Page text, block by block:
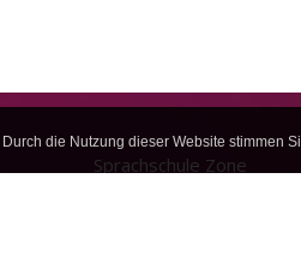
Sprachschule Zone
Durch die Nutzung dieser Website stimmen